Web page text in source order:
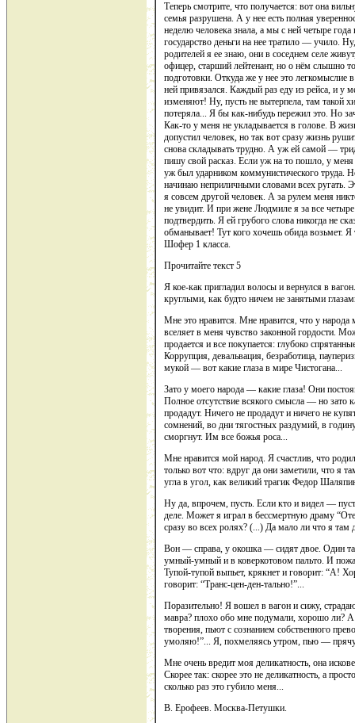
Теперь смотрите, что получается: вот она
семья разрушена. А у нее есть полная
неделю человека знала, а мы с ней четыре
государство деньги на нее тратило — учило.
родителей я ее знаю, они в соседнем селе
офицер, старший лейтенант, но о нём слышно
подготовки. Откуда же у нее это легкомыслие
ней привязался. Каждый раз еду из рейса, и у
изменяют! Ну, пусть не вытерпела, там такой
потеряла... Я бы как-нибудь пережил это. Но
Как-то у меня не укладывается в голове. В
допустил человек, но так вот сразу жизнь
снова складывать трудно. А уж ей самой —
пишу свой расказ. Если уж на то пошло, у
уж был ударником коммунистического труда.
начинаю неприличными словами всех ругать.
я совсем другой человек. А за рулем меня
не увидит. И при жене Людмиле я за все
подтвердить. Я ей грубого слова никогда не
обманывает! Тут кого хочешь обида
Шофер 1 класса.
Прочитайте текст 5
Я кое-как пригладил волосы и вернулся в
круглыми, как будто ничем не занятыми
Мне это нравится. Мне нравится, что у народа
вселяет в меня чувство законной гордости.
продается и все покупается: глубоко
Коррупция, девальвация, безработица,
мукой — вот какие глаза в мире Чистогана...
Зато у моего народа — какие глаза! Они
Полное отсутствие всякого смысла — но
продадут. Ничего не продадут и ничего не
сомнений, во дни тягостных раздумий, в
сморгнут. Им все божья роса...
Мне нравится мой народ. Я счастлив, что
только вот что: вдруг да они заметили, что я
угла в угол, как великий трагик Федор
Ну да, впрочем, пусть. Если кто и видел —
деле. Может я играл в бессмертную драму
сразу во всех ролях? (...) Да мало ли что я там
Вон — справа, у окошка — сидят двое. Один
умный-умный и в коверкотовом пальто. И
Тупой-тупой выпьет, крякнет и говорит: “А!
говорит: “Транс-цен-ден-тально!”...
Поразительно! Я вошел в вагон и сижу,
мавра? плохо обо мне подумали, хорошо ли?
творения, пьют с сознанием собственного
умоляю!”... Я, похмеляясь утром, пью —
Мне очень вредит моя деликатность, она
Скорее так: скорее это не деликатность, а
сколько раз это губило меня...
В. Ерофеев. Москва-Петушки.